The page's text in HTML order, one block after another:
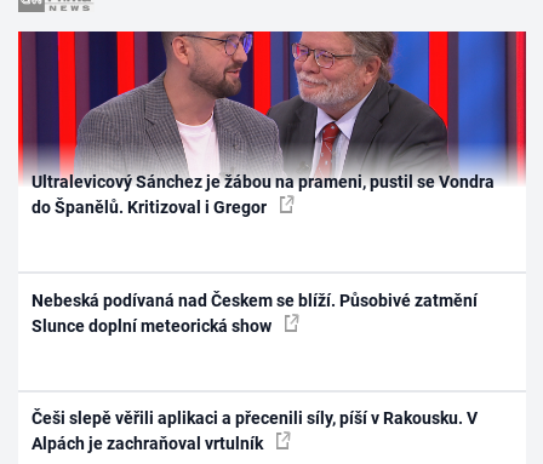
Ultralevicový Sánchez je žábou na prameni, pustil se Vondra
do Španělů. Kritizoval i Gregor
Nebeská podívaná nad Českem se blíží. Působivé zatmění
Slunce doplní meteorická show
Češi slepě věřili aplikaci a přecenili síly, píší v Rakousku. V
Alpách je zachraňoval vrtulník